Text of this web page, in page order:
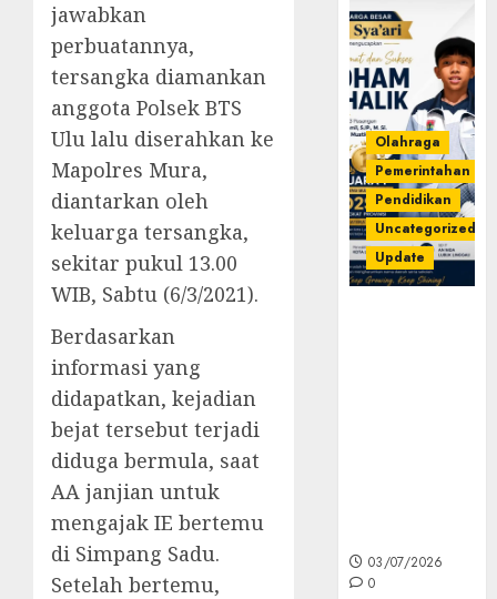
jawabkan
perbuatannya,
tersangka diamankan
anggota Polsek BTS
Ulu lalu diserahkan ke
Mapolres Mura,
diantarkan oleh
keluarga tersangka,
sekitar pukul 13.00
WIB, Sabtu (6/3/2021).
Berdasarkan
informasi yang
didapatkan, kejadian
bejat tersebut terjadi
diduga bermula, saat
AA janjian untuk
mengajak IE bertemu
di Simpang Sadu.
Setelah bertemu,
Olahraga
Pemerintahan
Pendidikan
Uncategorized
Update
03/07/2026
0